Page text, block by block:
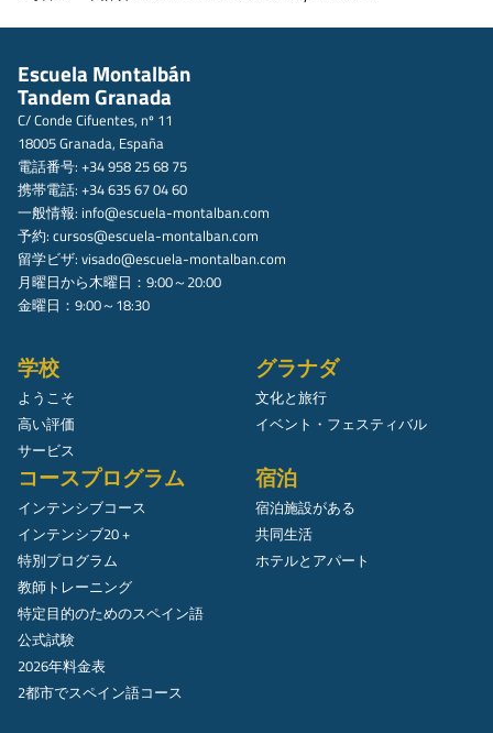
Escuela Montalbán
Tandem Granada
C/ Conde Cifuentes, nº 11
18005 Granada, España
電話番号: +34 958 25 68 75
携帯電話: +34 635 67 04 60
一般情報: info@escuela-montalban.com
予約: cursos@escuela-montalban.com
留学ビザ: visado@escuela-montalban.com
月曜日から木曜日：9:00～20:00
金曜日：9:00～18:30
学校
ようこそ
高い評価
サービス
グラナダ
文化と旅行
イベント・フェスティバル
コースプログラム
インテンシブコース
インテンシブ20 +
特別プログラム
教師トレーニング
特定目的のためのスペイン語
公式試験
2026年料金表
2都市でスペイン語コース
宿泊
宿泊施設がある
共同生活
ホテルとアパート